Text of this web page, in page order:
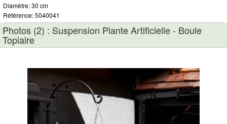
Diamètre: 30 cm
Référence: 5040041
Photos (2) : Suspension Plante Artificielle - Boule
Topiaire